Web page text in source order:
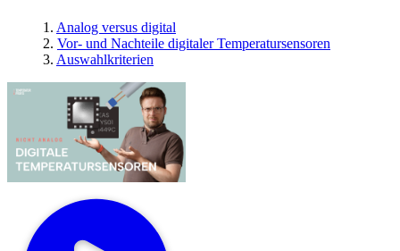
1. Analog versus digital
2. Vor- und Nachteile digitaler Temperatursensoren
3. Auswahlkriterien